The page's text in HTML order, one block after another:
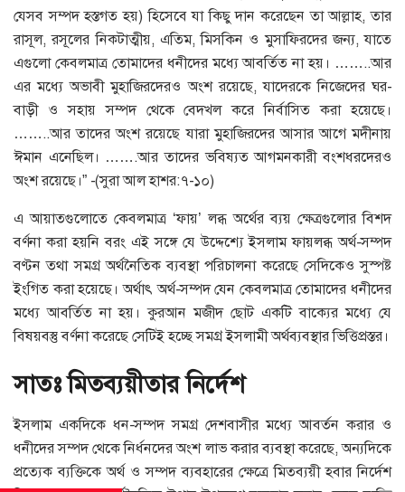
যেসব সম্পদ হস্তগত হয়) হিসেবে যা কিছু দান করেছেন তা আল্লাহ, তার
রাসূল, রসূলের নিকটাত্মীয়, এতিম, মিসকিন ও মুসাফিরদের জন্য, যাতে
এগুলো কেবলমাত্র তোমাদের ধনীদের মধ্যে আবর্তিত না হয়। ……..আর
এর মধ্যে অভাবী মুহাজিরদেরও অংশ রয়েছে, যাদেরকে নিজেদের ঘর-
বাড়ী ও সহায় সম্পদ থেকে বেদখল করে নির্বাসিত করা হয়েছে।
……..আর তাদের অংশ রয়েছে যারা মুহাজিরদের আসার আগে মদীনায়
ঈমান এনেছিল। …….আর তাদের ভবিষ্যত আগমনকারী বংশধরদেরও
অংশ রয়েছে।” -(সুরা আল হাশর:৭-১০)
এ আয়াতগুলোতে কেবলমাত্র ‘ফায়’ লব্ধ অর্থের ব্যয় ক্ষেত্রগুলোর বিশদ
বর্ণনা করা হয়নি বরং এই সঙ্গে যে উদ্দেশ্যে ইসলাম ফায়লব্ধ অর্থ-সম্পদ
বণ্টন তথা সমগ্র অর্থনৈতিক ব্যবস্থা পরিচালনা করেছে সেদিকেও সুস্পষ্ট
ইংগিত করা হয়েছে। অর্থাৎ অর্থ-সম্পদ যেন কেবলমাত্র তোমাদের ধনীদের
মধ্যে আবর্তিত না হয়। কুরআন মজীদ ছোট একটি বাক্যের মধ্যে যে
বিষয়বস্তু বর্ণনা করেছে সেটিই হচ্ছে সমগ্র ইসলামী অর্থব্যবস্থার ভিত্তিপ্রস্তর।
সাতঃ মিতব্যয়ীতার নির্দেশ
ইসলাম একদিকে ধন-সম্পদ সমগ্র দেশবাসীর মধ্যে আবর্তন করার ও
ধনীদের সম্পদ থেকে নির্ধনদের অংশ লাভ করার ব্যবস্থা করেছে, অন্যদিকে
প্রত্যেক ব্যক্তিকে অর্থ ও সম্পদ ব্যবহারের ক্ষেত্রে মিতব্যয়ী হবার নির্দেশ